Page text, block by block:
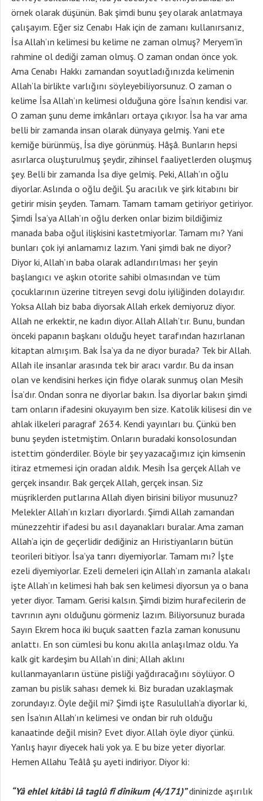
örnek olarak düşünün. Bak şimdi bunu şey olarak anlatmaya
çalışayım. Eğer siz Cenabı Hak için de zamanı kullanırsanız,
İsa Allah’ın kelimesi bu kelime ne zaman olmuş? Meryem’in
rahmine ol dediği zaman olmuş. O zaman ondan önce yok.
Ama Cenabı Hakkı zamandan soyutladığınızda kelimenin
Allah’la birlikte varlığını söyleyebiliyorsunuz. O zaman o
kelime İsa Allah’ın kelimesi olduğuna göre İsa’nın kendisi var.
O zaman şunu deme imkânları ortaya çıkıyor. İsa ha var ama
belli bir zamanda insan olarak dünyaya gelmiş. Yani ete
kemiğe bürünmüş, İsa diye görünmüş. Hâşâ. Bunların hepsi
asırlarca oluşturulmuş şeydir, zihinsel faaliyetlerden oluşmuş
şey. Belli bir zamanda İsa diye gelmiş. Peki, Allah’ın oğlu
diyorlar. Aslında o oğlu değil. Şu aracılık ve şirk kitabını bir
getirir misin şeyden. Tamam. Tamam tamam getiriyor getiriyor.
Şimdi İsa’ya Allah’ın oğlu derken onlar bizim bildiğimiz
manada baba oğul ilişkisini kastetmiyorlar. Tamam mı? Yani
bunları çok iyi anlamamız lazım. Yani şimdi bak ne diyor?
Diyor ki, Allah’ın baba olarak adlandırılması her şeyin
başlangıcı ve aşkın otorite sahibi olmasından ve tüm
çocuklarının üzerine titreyen sevgi dolu iyiliğinden dolayıdır.
Yoksa Allah biz baba diyorsak Allah erkek demiyoruz diyor.
Allah ne erkektir, ne kadın diyor. Allah Allah’tır. Bunu, bundan
önceki papanın başkanı olduğu heyet tarafından hazırlanan
kitaptan almışım. Bak İsa’ya da ne diyor burada? Tek bir Allah.
Allah ile insanlar arasında tek bir aracı vardır. Bu da insan
olan ve kendisini herkes için fidye olarak sunmuş olan Mesih
İsa’dır. Ondan sonra ne diyorlar bakın. İsa diyorlar bakın şimdi
tam onların ifadesini okuyayım ben size. Katolik kilisesi din ve
ahlak ilkeleri paragraf 2634. Kendi yayınları bu. Çünkü ben
bunu şeyden istetmiştim. Onların buradaki konsolosundan
istettim gönderdiler. Böyle bir şey yazacağımız için kimsenin
itiraz etmemesi için oradan aldık. Mesih İsa gerçek Allah ve
gerçek insandır. Bak gerçek Allah, gerçek insan. Siz
müşriklerden putlarına Allah diyen birisini biliyor musunuz?
Melekler Allah’ın kızları diyorlardı. Şimdi Allah zamandan
münezzehtir ifadesi bu asıl dayanakları buralar. Ama zaman
Allah’a için de geçerlidir dediğiniz an Hıristiyanların bütün
teorileri bitiyor. İsa’ya tanrı diyemiyorlar. Tamam mı? İşte
ezeli diyemiyorlar. Ezeli demeleri için Allah’ın zamanla alakalı
işte Allah’ın kelimesi hah bak sen kelimesi diyorsun ya o bana
yeter diyor. Tamam. Gerisi kalsın. Şimdi bizim hurafecilerin de
tavrının aynı olduğunu görmeniz lazım. Biliyorsunuz burada
Sayın Ekrem hoca iki buçuk saatten fazla zaman konusunu
anlattı. En son cümlesi bu konu akılla anlaşılmaz oldu. Ya
kalk git kardeşim bu Allah’ın dini; Allah aklını
kullanmayanların üstüne pisliği yağdıracağını söylüyor. O
zaman bu pislik sahası demek ki. Biz buradan uzaklaşmak
zorundayız. Öyle değil mi? Şimdi işte Rasulullah’a diyorlar ki,
sen İsa’nın Allah’ın kelimesi ve ondan bir ruh olduğu
kanaatinde değil misin? Evet diyor. Allah öyle diyor çünkü.
Yanlış hayır diyecek hali yok ya. E bu bize yeter diyorlar.
Hemen Allahu Teâlâ şu ayeti indiriyor. Diyor ki:
“Yâ ehlel kitâbi lâ taglû fî dînikum (4/171)”dininizde aşırılık